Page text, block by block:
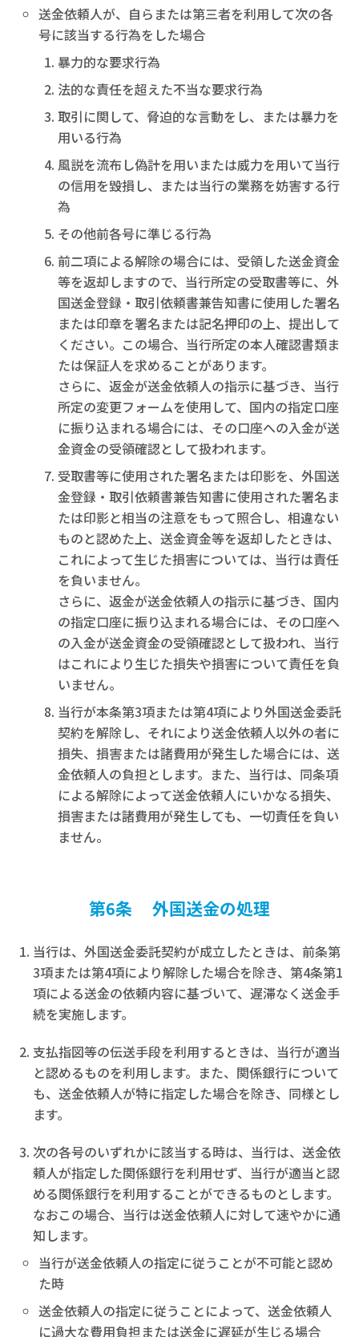
送金依頼人が、自らまたは第三者を利用して次の各
号に該当する行為をした場合
暴力的な要求行為
法的な責任を超えた不当な要求行為
取引に関して、脅迫的な言動をし、または暴力を
用いる行為
風説を流布し偽計を用いまたは威力を用いて当行
の信用を毀損し、または当行の業務を妨害する行
為
その他前各号に準じる行為
前二項による解除の場合には、受領した送金資金
等を返却しますので、当行所定の受取書等に、外
国送金登録・取引依頼書兼告知書に使用した署名
または印章を署名または記名押印の上、提出して
ください。この場合、当行所定の本人確認書類ま
たは保証人を求めることがあります。
さらに、返金が送金依頼人の指示に基づき、当行
所定の変更フォームを使用して、国内の指定口座
に振り込まれる場合には、その口座への入金が送
金資金の受領確認として扱われます。
受取書等に使用された署名または印影を、外国送
金登録・取引依頼書兼告知書に使用された署名ま
たは印影と相当の注意をもって照合し、相違ない
ものと認めた上、送金資金等を返却したときは、
これによって生じた損害については、当行は責任
を負いません。
さらに、返金が送金依頼人の指示に基づき、国内
の指定口座に振り込まれる場合には、その口座へ
の入金が送金資金の受領確認として扱われ、当行
はこれにより生じた損失や損害について責任を負
いません。
当行が本条第3項または第4項により外国送金委託
契約を解除し、それにより送金依頼人以外の者に
損失、損害または諸費用が発生した場合には、送
金依頼人の負担とします。また、当行は、同条項
による解除によって送金依頼人にいかなる損失、
損害または諸費用が発生しても、一切責任を負い
ません。
第6条 外国送金の処理
当行は、外国送金委託契約が成立したときは、前条第
3項または第4項により解除した場合を除き、第4条第1
項による送金の依頼内容に基づいて、遅滞なく送金手
続を実施します。
支払指図等の伝送手段を利用するときは、当行が適当
と認めるものを利用します。また、関係銀行について
も、送金依頼人が特に指定した場合を除き、同様とし
ます。
次の各号のいずれかに該当する時は、当行は、送金依
頼人が指定した関係銀行を利用せず、当行が適当と認
める関係銀行を利用することができるものとします。
なおこの場合、当行は送金依頼人に対して速やかに通
知します。
当行が送金依頼人の指定に従うことが不可能と認め
た時
送金依頼人の指定に従うことによって、送金依頼人
に過大な費用負担または送金に遅延が生じる場合